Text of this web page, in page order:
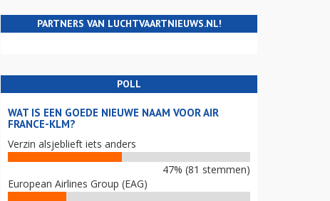
PARTNERS VAN LUCHTVAARTNIEUWS.NL!
POLL
WAT IS EEN GOEDE NIEUWE NAAM VOOR AIR
FRANCE-KLM?
Verzin alsjeblieft iets anders
47% (81 stemmen)
European Airlines Group (EAG)